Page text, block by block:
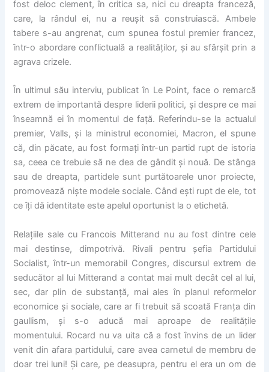
fost deloc clement, în critica sa, nici cu dreapta franceză,
care, la rândul ei, nu a reușit să construiască. Ambele
tabere s-au angrenat, cum spunea fostul premier francez,
într-o abordare conflictuală a realităților, și au sfârșit prin a
agrava crizele.
În ultimul său interviu, publicat în Le Point, face o remarcă
extrem de importantă despre liderii politici, și despre ce mai
înseamnă ei în momentul de față. Referindu-se la actualul
premier, Valls, și la ministrul economiei, Macron, el spune
că, din păcate, au fost formați într-un partid rupt de istoria
sa, ceea ce trebuie să ne dea de gândit și nouă. De stânga
sau de dreapta, partidele sunt purtătoarele unor proiecte,
promovează niște modele sociale. Când ești rupt de ele, tot
ce îți dă identitate este apelul oportunist la o etichetă.
Relațiile sale cu Francois Mitterand nu au fost dintre cele
mai destinse, dimpotrivă. Rivali pentru șefia Partidului
Socialist, într-un memorabil Congres, discursul extrem de
seducător al lui Mitterand a contat mai mult decât cel al lui,
sec, dar plin de substanță, mai ales în planul reformelor
economice și sociale, care ar fi trebuit să scoată Franța din
gaullism, și s-o aducă mai aproape de realitățile
momentului. Rocard nu va uita că a fost învins de un lider
venit din afara partidului, care avea carnetul de membru de
doar trei luni! Și care, pe deasupra, pentru el era un om de